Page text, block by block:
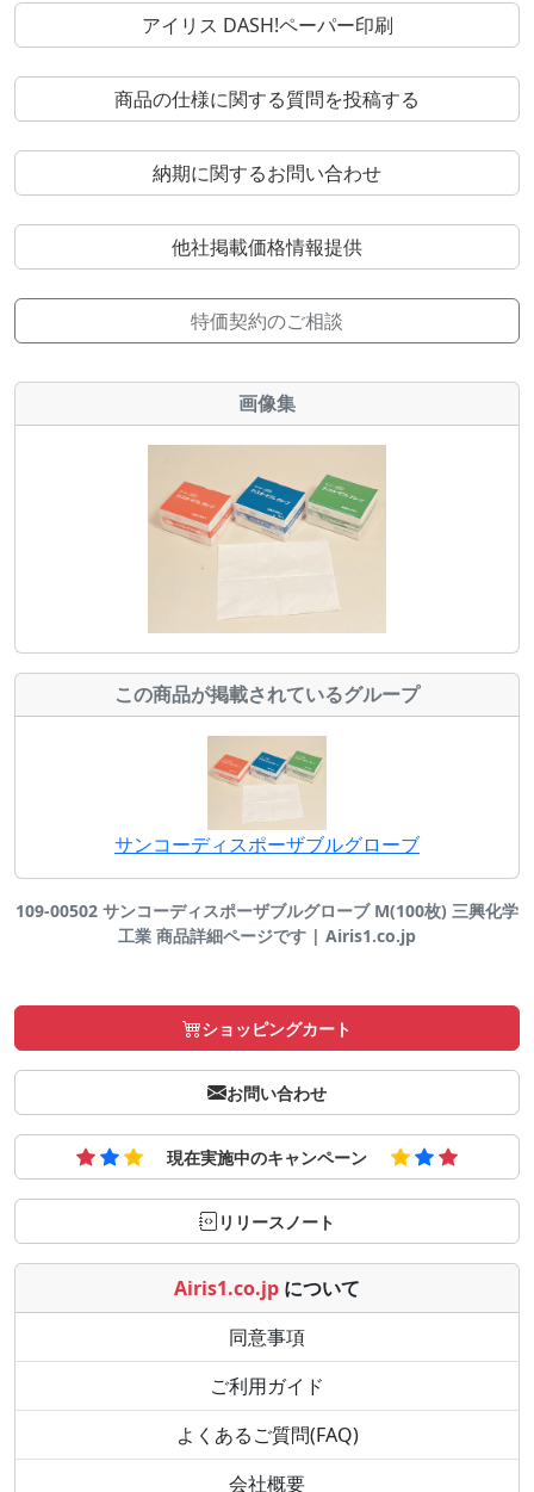
アイリス DASH!ペーパー印刷
商品の仕様に関する質問を投稿する
納期に関するお問い合わせ
他社掲載価格情報提供
特価契約のご相談
画像集
この商品が掲載されているグループ
サンコーディスポーザブルグローブ
109-00502 サンコーディスポーザブルグローブ M(100枚) 三興化学
工業 商品詳細ページです | Airis1.co.jp
ショッピングカート
お問い合わせ
現在実施中のキャンペーン
リリースノート
Airis1.co.jp について
同意事項
ご利用ガイド
よくあるご質問(FAQ)
会社概要